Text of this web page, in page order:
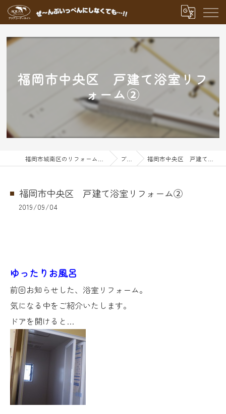
福岡市中央区 戸建て浴室リフ
ォーム➁
ブログ 福岡市中央区 戸建て浴室リフォーム➁
福岡市中央区 戸建て浴室リフォーム➁
2019/09/04
ゆったりお風呂
前回お知らせした、浴室リフォーム。
気になる中をご紹介いたします。
ドアを開けると…